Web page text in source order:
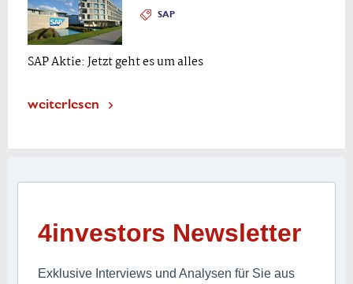
SAP
SAP Aktie: Jetzt geht es um alles
weiterlesen
4investors Newsletter
Exklusive Interviews und Analysen für Sie aus